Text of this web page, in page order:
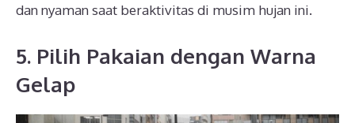
dan nyaman saat beraktivitas di musim hujan ini.
5. Pilih Pakaian dengan Warna
Gelap